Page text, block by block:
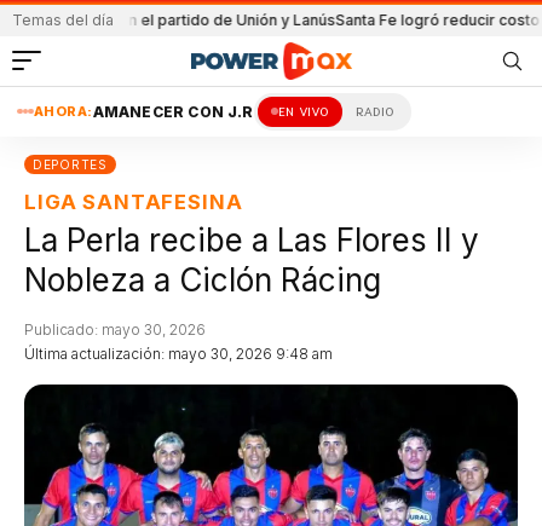
Temas del día
en el partido de Unión y LanúsSanta Fe logró reducir costo
AHORA:AMANECER CON J.R EN VIVO RADIO
DEPORTES
LIGA SANTAFESINA
La Perla recibe a Las Flores II y
Nobleza a Ciclón Rácing
Última actualización: mayo 30, 2026 9:48 am
Publicado: mayo 30, 2026